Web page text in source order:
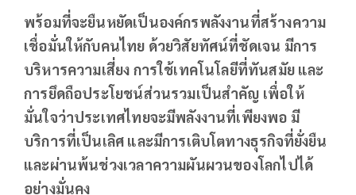
พร้อมที่จะยืนหยัดเป็นองค์กรพลังงานที่สร้างความ
เชื่อมั่นให้กับคนไทย ด้วยวิสัยทัศน์ที่ชัดเจน มีการ
บริหารความเสี่ยง การใช้เทคโนโลยีที่ทันสมัย และ
การยึดถือประโยชน์ส่วนรวมเป็นสำคัญ เพื่อให้
มั่นใจว่าประเทศไทยจะมีพลังงานที่เพียงพอ มี
บริการที่เป็นเลิศ และมีการเติบโตทางธุรกิจที่ยั่งยืน
และผ่านพ้นช่วงเวลาความผันผวนของโลกไปได้
อย่างมั่นคง